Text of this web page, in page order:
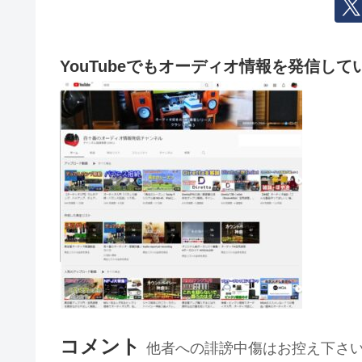
YouTubeでもオーディオ情報を発信して
コメント 他者への誹謗中傷はお控え下さ